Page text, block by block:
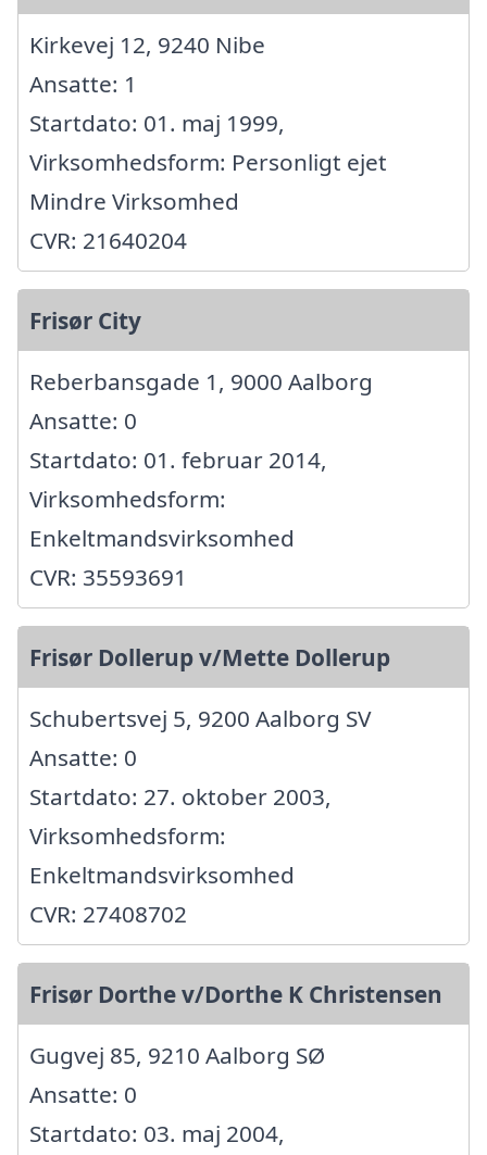
Kirkevej 12, 9240 Nibe
Ansatte: 1
Startdato: 01. maj 1999,
Virksomhedsform: Personligt ejet
Mindre Virksomhed
CVR: 21640204
Frisør City
Reberbansgade 1, 9000 Aalborg
Ansatte: 0
Startdato: 01. februar 2014,
Virksomhedsform:
Enkeltmandsvirksomhed
CVR: 35593691
Frisør Dollerup v/Mette Dollerup
Schubertsvej 5, 9200 Aalborg SV
Ansatte: 0
Startdato: 27. oktober 2003,
Virksomhedsform:
Enkeltmandsvirksomhed
CVR: 27408702
Frisør Dorthe v/Dorthe K Christensen
Gugvej 85, 9210 Aalborg SØ
Ansatte: 0
Startdato: 03. maj 2004,